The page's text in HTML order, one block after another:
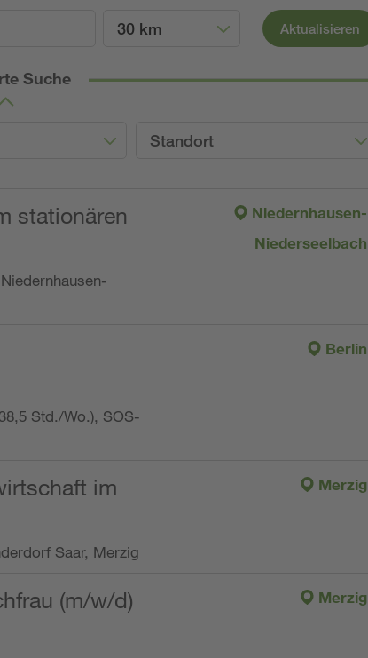
30 km Aktualisieren
Suche
Standort
stationären
Niedernhausen-
Niederseelbach
Std./Wo.), SOS-
Berlin
im
Saar, Merzig
Merzig
(m/w/d)
Merzig